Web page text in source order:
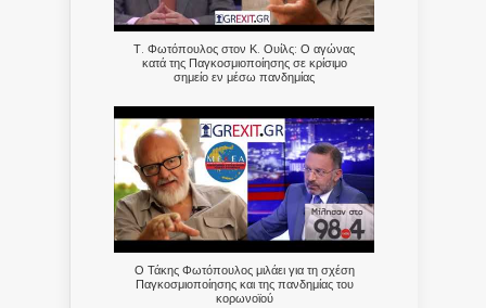
Τ. Φωτόπουλος στον Κ. Ουίλς: Ο αγώνας
κατά της Παγκοσμιοποίησης σε κρίσιμο
σημείο εν μέσω πανδημίας
Ο Τάκης Φωτόπουλος μιλάει για τη σχέση
Παγκοσμιοποίησης και της πανδημίας του
κορωνοϊού